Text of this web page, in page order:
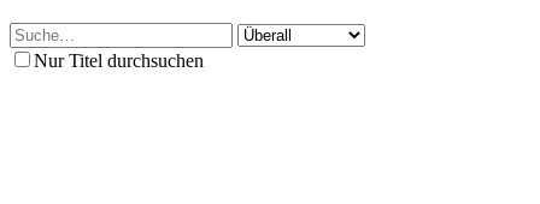
Nur Titel durchsuchen